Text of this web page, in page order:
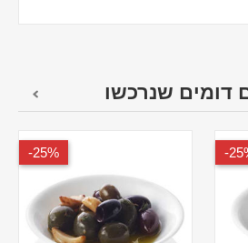
דומים שנרכשו
25%-